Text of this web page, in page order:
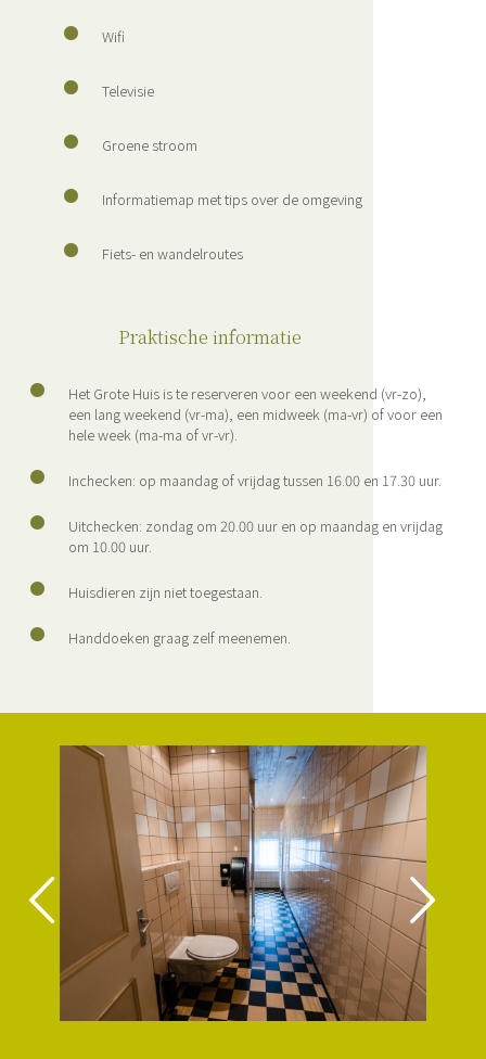
Wifi
Televisie
Groene stroom
Informatiemap met tips over de omgeving
Fiets- en wandelroutes
Praktische informatie
Het Grote Huis is te reserveren voor een weekend (vr-zo),
een lang weekend (vr-ma), een midweek (ma-vr) of voor een
hele week (ma-ma of vr-vr).
Inchecken: op maandag of vrijdag tussen 16.00 en 17.30 uur.
Uitchecken: zondag om 20.00 uur en op maandag en vrijdag
om 10.00 uur.
Huisdieren zijn niet toegestaan.
Handdoeken graag zelf meenemen.